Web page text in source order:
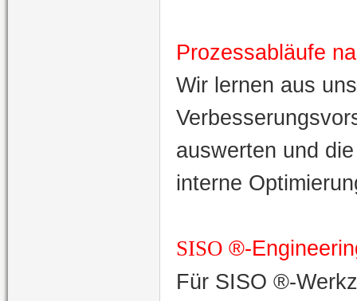
Prozessabläufe
Wir lernen aus
auswerten und
interne
SISO ®-
Für SISO ®-